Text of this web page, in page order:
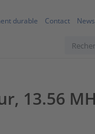
durable Contact
13.56